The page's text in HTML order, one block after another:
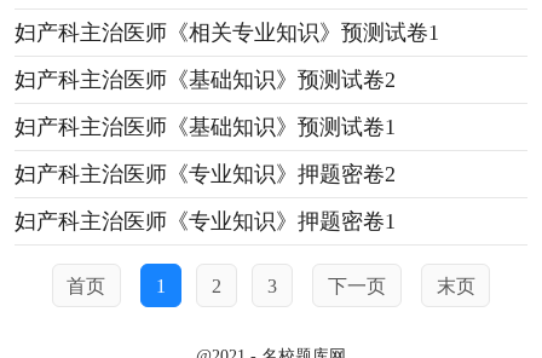
妇产科主治医师《相关专业知识》预测试卷1
妇产科主治医师《基础知识》预测试卷2
妇产科主治医师《基础知识》预测试卷1
妇产科主治医师《专业知识》押题密卷2
妇产科主治医师《专业知识》押题密卷1
首页 1 2 3 下一页 末页